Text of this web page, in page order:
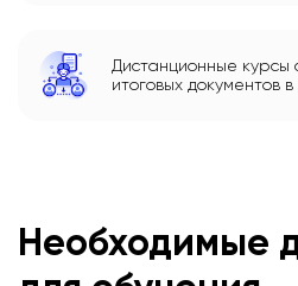
Дистанционные курсы
итоговых документов
Необходимые